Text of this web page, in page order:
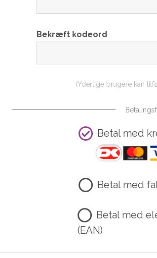
Bekræft kodeord
(Yderlige brugere kan
Betal med
Betal med
Betal med
(EAN)